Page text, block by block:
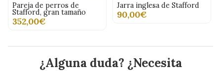
Pareja de perros de
Stafford, gran tamaño
352,00€
Jarra inglesa de Stafford
90,00€
¿Alguna duda? ¿Necesita